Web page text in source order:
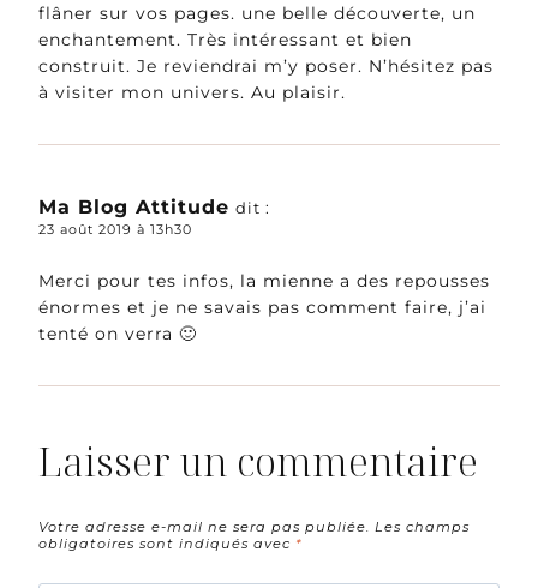
flâner sur vos pages. une belle découverte, un
enchantement. Très intéressant et bien
construit. Je reviendrai m’y poser. N’hésitez pas
à visiter mon univers. Au plaisir.
Ma Blog Attitude dit :
23 août 2019 à 13h30
Merci pour tes infos, la mienne a des repousses
énormes et je ne savais pas comment faire, j’ai
tenté on verra 🙂
Laisser un commentaire
Votre adresse e-mail ne sera pas publiée.
Les champs
obligatoires sont indiqués avec *